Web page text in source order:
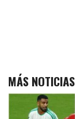
MÁS NOTICIAS